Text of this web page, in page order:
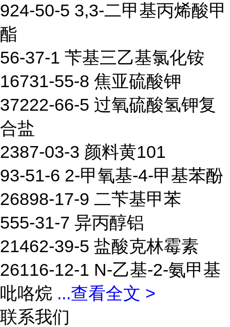
924-50-5 3,3-二甲基丙烯酸甲
酯
56-37-1 苄基三乙基氯化铵
16731-55-8 焦亚硫酸钾
37222-66-5 过氧硫酸氢钾复
合盐
2387-03-3 颜料黄101
93-51-6 2-甲氧基-4-甲基苯酚
26898-17-9 二苄基甲苯
555-31-7 异丙醇铝
21462-39-5 盐酸克林霉素
26116-12-1 N-乙基-2-氨甲基
吡咯烷 ...查看全文 >
联系我们